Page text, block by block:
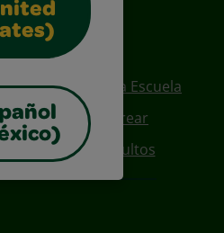
Interest
De Regreso A La Escuela
Para Colorear
Para Adultos